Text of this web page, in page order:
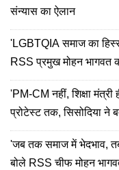
संन्यास का ऐलान
'LGBTQIA समाज का
RSS प्रमुख मोहन भागवत
'PM-CM नहीं, शिक्षा
प्रोटेस्ट तक, सिसोदिया ने
'जब तक समाज में भेदभाव,
बोले RSS चीफ मोहन